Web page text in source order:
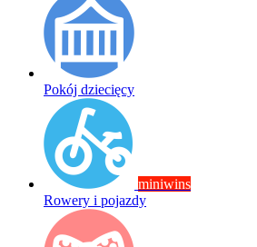
Pokój dziecięcy
miniwins
Rowery i pojazdy